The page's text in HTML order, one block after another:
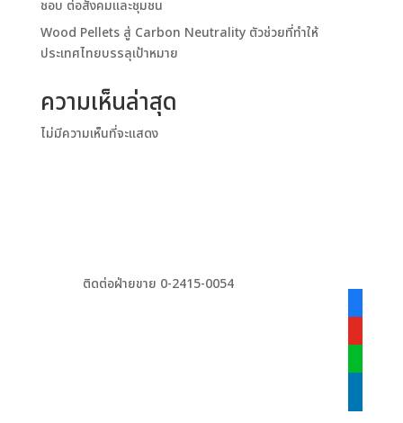
ชอบ ต่อสังคมและชุมชน
Wood Pellets สู่ Carbon Neutrality ตัวช่วยที่ทำให้
ประเทศไทยบรรลุเป้าหมาย
ความเห็นล่าสุด
ไม่มีความเห็นที่จะแสดง
ติดต่อฝ่ายขาย 0-2415-0054